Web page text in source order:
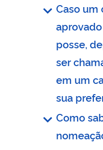
Caso um
posse,
ser
em um
sua
Como